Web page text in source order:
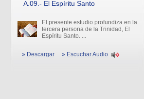
A.09.- El Espíritu Santo
El presente estudio profundiza en la
tercera persona de la Trinidad, El
Espíritu Santo. ...
» Descargar » Escuchar Audio